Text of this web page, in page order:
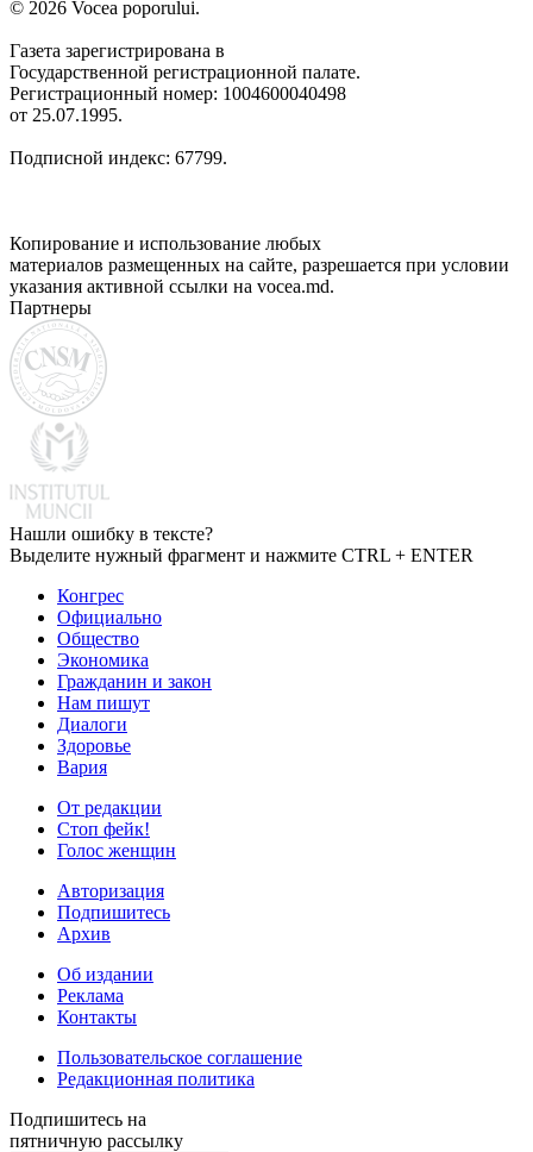
© 2026 Vocea poporului.
Газета зарегистрирована в
Государственной регистрационной палате.
Регистрационный номер: 1004600040498
от 25.07.1995.
Подписной индекс: 67799.
Копирование и использование любых
материалов размещенных на сайте, разрешается при условии
указания активной ссылки на vocea.md.
Партнеры
Нашли ошибку в тексте?
Выделите нужный фрагмент и нажмите CTRL + ENTER
Конгрес
Официально
Общество
Экономика
Гражданин и закон
Нам пишут
Диалоги
Здоровье
Вария
От редакции
Стоп фейк!
Голос женщин
Авторизация
Подпишитесь
Архив
Об издании
Реклама
Контакты
Пользовательское соглашение
Редакционная политика
Подпишитесь на
пятничную рассылку